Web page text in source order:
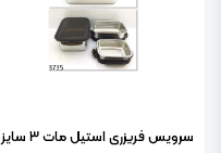
سرویس فریزری استیل مات 3 سایز